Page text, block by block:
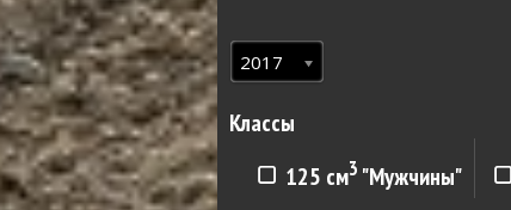
2017
Классы
125 см3 "Мужчины"